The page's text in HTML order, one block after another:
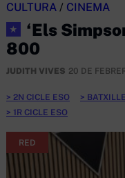
CULTURA / CINEMA
★
‘Els
800
JUDITH VIVES 20 DE
2N CICLE ESO
1R CICLE ESO
RED